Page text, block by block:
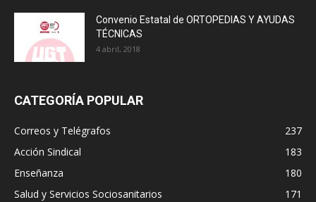
Convenio Estatal de ORTOPEDIAS Y AYUDAS
TÉCNICAS
4 abril, 2018
CATEGORÍA POPULAR
Correos y Telégrafos
237
Acción Sindical
183
Enseñanza
180
Salud y Servicios Sociosanitarios
171